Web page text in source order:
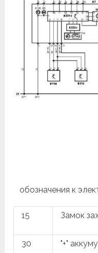
обозначения к
15 Замок
30 "+"